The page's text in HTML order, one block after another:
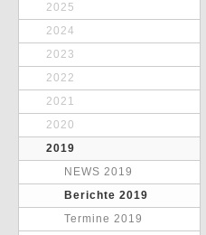
2025
2024
2023
2022
2021
2020
2019
NEWS 2019
Berichte 2019
Termine 2019